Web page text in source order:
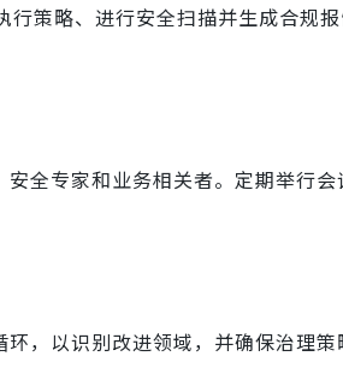
策略、进行安全扫描并生成合规
全专家和业务相关者。定期举行
，以识别改进领域，并确保治理策